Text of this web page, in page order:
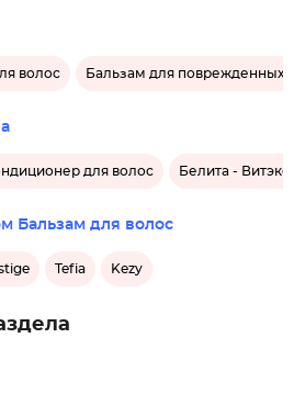
волос Бальзам для поврежденных
для волос Белита - Витэкс
Бальзам для волос
Tefia Kezy